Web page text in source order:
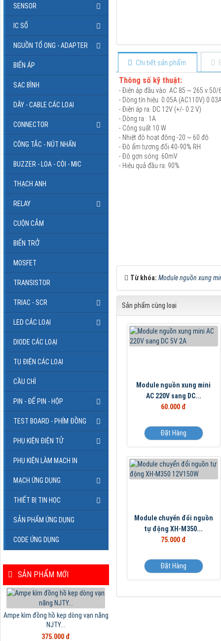
Chi tiết sản phẩm
Thông số kỹ thuật:
- Điện áp đầu vào: AC 85 ~ 265 v 50/
- Dòng tín hiệu: 0.05A (AC110V)
- Điện áp ra: DC 12V (+/- 0.2 V)
- Dòng ra : 1A
- Công suất 10 W
- Nhiệt độ hoạt động -20 ~ 60 độ
- Độ ẩm tương đối 40-90% RH
- Độ gợn sóng: 60mV
- Hiệu quả đầu ra: 90%
Từ khóa: Module nguồn xung
Sản phẩm cùng loại
Module nguồn xung mini
AC 220V sang DC...
60.000 đ
Đặt Hàng
Module chuyển đổi nguồn
tự động XH-M350...
75.000 đ
Đặt Hàng
SENSOR
IC SỐ
NGUỒN TỔ ONG - ADAPTER
BIẾN ÁP
SẠC BÌNH
DÂY - CABLE CÁC LOẠI
CONNECTOR
CÔNG TẮC - NÚT NHẤN
BUZZER - LOA - CÒI - MIC
THẠCH ANH
RELAY
CUỘN CẢM
BIẾN TRỞ
MOSFET
TRANSISTOR
TRIAC - SCR
LED CÁC LOẠI
DIODE CÁC LOẠI
TỤ ĐIỆN CÁC LOẠI
CẦU CHÌ
PIN - ĐẾ PIN - HỘP
TEST BOARD - PHÍM ĐỒNG
PHỤ KIỆN ĐIỆN TỬ
PHỤ KIỆN LÀM MẠCH IN
MẠCH ỨNG DỤNG
THIẾT BỊ TIN HỌC
SẢN PHẨM ỨNG DỤNG
CODE ỨNG DỤNG
SẢN PHẨM MỚI
Ampe kìm đồng hồ kẹp dòng vạn năng
NJTY...
375.000 đ